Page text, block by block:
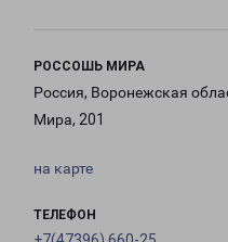
РОССОШЬ МИРА
Россия, Воронежская
Мира, 201
на карте
ТЕЛЕФОН